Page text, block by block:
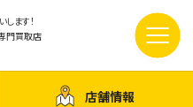
ます！
門買取店
店舗情報